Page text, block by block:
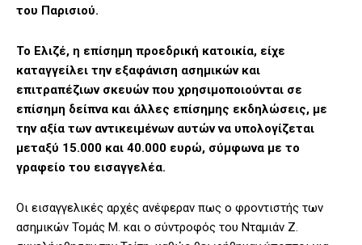
του Παρισιού.
Το Ελιζέ, η επίσημη προεδρική κατοικία, είχε
καταγγείλει την εξαφάνιση ασημικών και
επιτραπέζιων σκευών που χρησιμοποιούνται σε
επίσημη δείπνα και άλλες επίσημης εκδηλώσεις, με
την αξία των αντικειμένων αυτών να υπολογίζεται
μεταξύ 15.000 και 40.000 ευρώ, σύμφωνα με το
γραφείο του εισαγγελέα.
Οι εισαγγελικές αρχές ανέφεραν πως ο φροντιστής των
ασημικών Τομάς Μ. και ο σύντροφός του Νταμιάν Ζ.